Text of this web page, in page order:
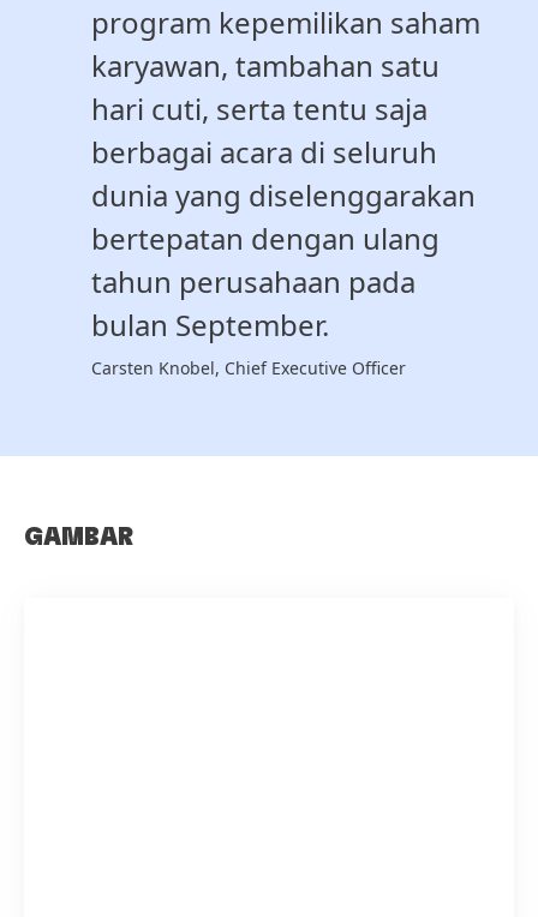
program kepemilikan saham
karyawan, tambahan satu
hari cuti, serta tentu saja
berbagai acara di seluruh
dunia yang diselenggarakan
bertepatan dengan ulang
tahun perusahaan pada
bulan September.
Carsten Knobel, Chief Executive Officer
GAMBAR